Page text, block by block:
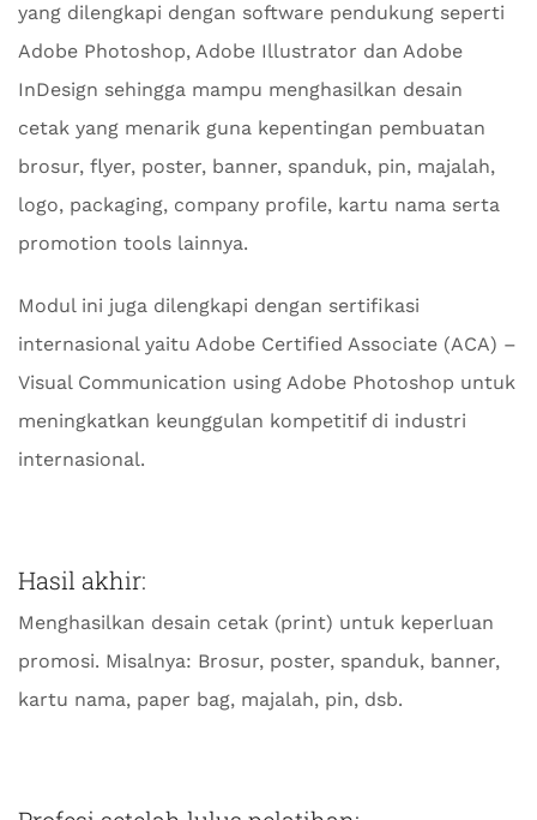
yang dilengkapi dengan software pendukung seperti
Adobe Photoshop, Adobe Illustrator dan Adobe
InDesign sehingga mampu menghasilkan desain
cetak yang menarik guna kepentingan pembuatan
brosur, flyer, poster, banner, spanduk, pin, majalah,
logo, packaging, company profile, kartu nama serta
promotion tools lainnya.
Modul ini juga dilengkapi dengan sertifikasi
internasional yaitu Adobe Certified Associate (ACA) –
Visual Communication using Adobe Photoshop untuk
meningkatkan keunggulan kompetitif di industri
internasional.
Hasil akhir:
Menghasilkan desain cetak (print) untuk keperluan
promosi. Misalnya: Brosur, poster, spanduk, banner,
kartu nama, paper bag, majalah, pin, dsb.